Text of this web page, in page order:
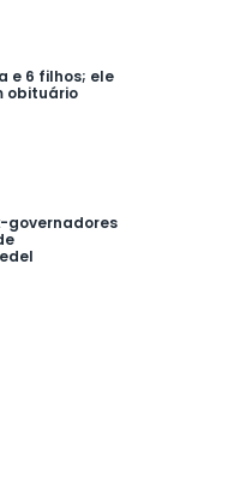
e 6 filhos; ele
obituário
governadores